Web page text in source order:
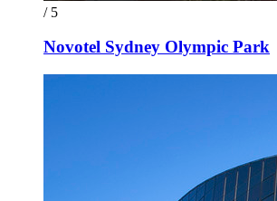
/ 5
Novotel Sydney Olympic Park